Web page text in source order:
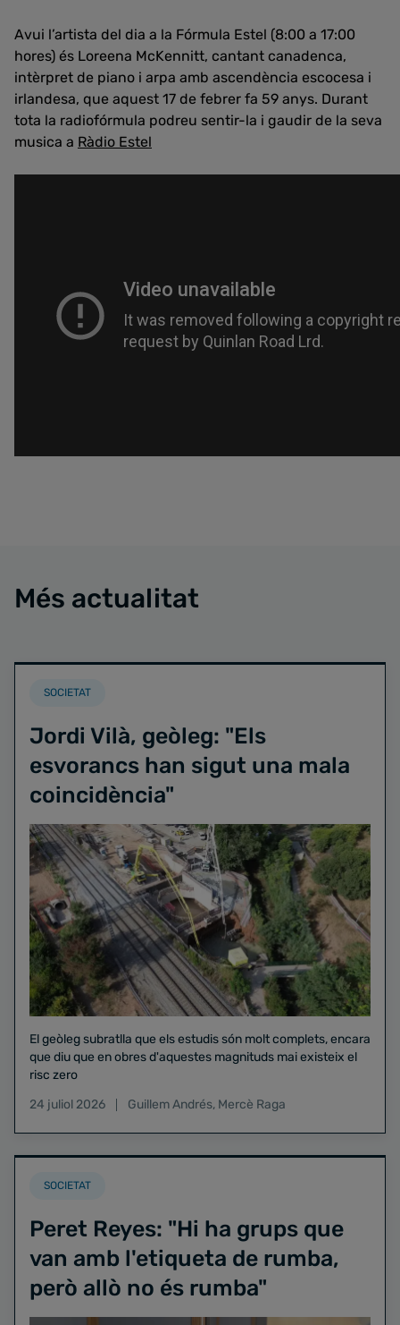
Avui l’artista del dia a la Fórmula Estel (8:00 a 17:00
hores) és Loreena McKennitt, cantant canadenca,
intèrpret de piano i arpa amb ascendència escocesa i
irlandesa, que aquest 17 de febrer fa 59 anys. Durant
tota la radiofórmula podreu sentir-la i gaudir de la seva
musica a Ràdio Estel
Més actualitat
SOCIETAT
Jordi Vilà, geòleg: "Els
esvorancs han sigut una mala
coincidència"
El geòleg subratlla que els estudis són molt complets, encara
que diu que en obres d'aquestes magnituds mai existeix el
risc zero
24 juliol 2026
Guillem Andrés, Mercè Raga
SOCIETAT
Peret Reyes: "Hi ha grups que
van amb l'etiqueta de rumba,
però allò no és rumba"